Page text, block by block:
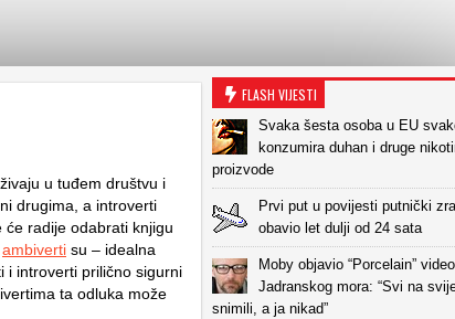
u tuđem društvu i
drugima, a introverti
radije odabrati knjigu
ambiverti su – idealna
i introverti prilično sigurni
ta odluka može
FLASH VIJESTI
Svaka šesta osoba u EU
konzumira duhan i druge
proizvode
Prvi put u povijesti putnički
obavio let dulji od 24 sata
Moby objavio “Porcelain”
Jadranskog mora: “Svi na
snimili, a ja nikad”